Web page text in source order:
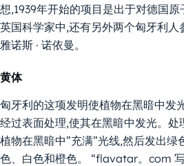
想,1939年开始的项目是出于对德国原
英国科学家中,还有另外两个匈牙利人
雅诺斯 · 诺依曼。
黄体
匈牙利的这项发明使植物在黑暗中发
经过表面处理,使其在黑暗中发光。
植物在黑暗中”充满”光线,然后发出绿
色、白色和橙色。 “flavatar。com 写